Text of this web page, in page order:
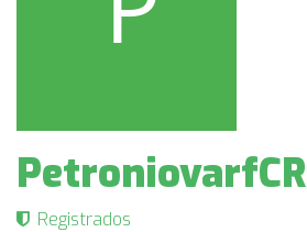
PetroniovarfCR
Registrados